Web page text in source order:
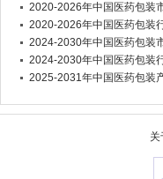
2020-2026年中国医药包装
2020-2026年中国医药包装
2024-2030年中国医药包装
2024-2030年中国医药包装
2025-2031年中国医药包装
关